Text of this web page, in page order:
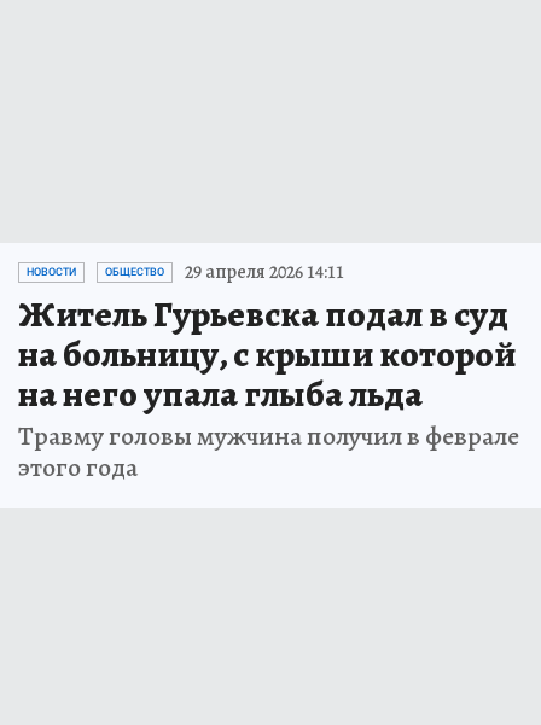
НОВОСТИ ОБЩЕСТВО 29 апреля 2026 14:11
Житель Гурьевска подал в суд
на больницу, с крыши которой
на него упала глыба льда
Травму головы мужчина получил в феврале
этого года